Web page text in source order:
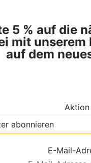
5 % auf die
mit
auf dem
E-Mail-